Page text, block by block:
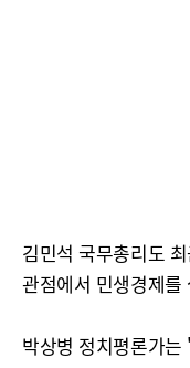
김민석 국무총리도
관점에서 민생경제
박상병 정치평론가